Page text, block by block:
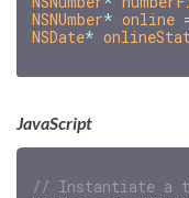
NSNUmber* online
NSDate*
JavaScript
// Instantiate a